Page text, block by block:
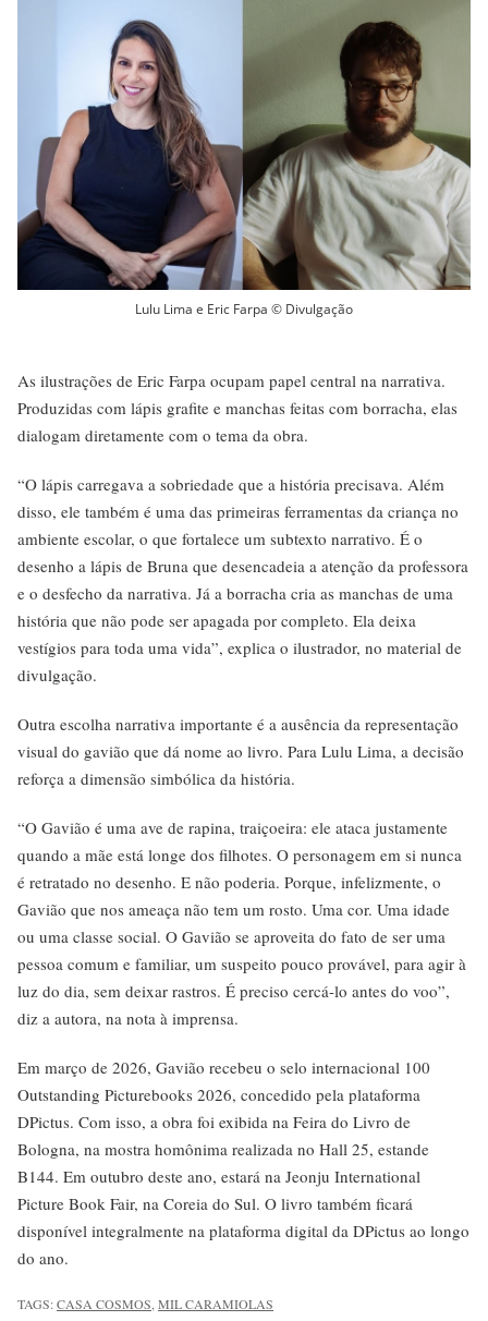
Lulu Lima e Eric Farpa © Divulgação
As ilustrações de Eric Farpa ocupam papel central na narrativa.
Produzidas com lápis grafite e manchas feitas com borracha, elas
dialogam diretamente com o tema da obra.
“O lápis carregava a sobriedade que a história precisava. Além
disso, ele também é uma das primeiras ferramentas da criança no
ambiente escolar, o que fortalece um subtexto narrativo. É o
desenho a lápis de Bruna que desencadeia a atenção da professora
e o desfecho da narrativa. Já a borracha cria as manchas de uma
história que não pode ser apagada por completo. Ela deixa
vestígios para toda uma vida”, explica o ilustrador, no material de
divulgação.
Outra escolha narrativa importante é a ausência da representação
visual do gavião que dá nome ao livro. Para Lulu Lima, a decisão
reforça a dimensão simbólica da história.
“O Gavião é uma ave de rapina, traiçoeira: ele ataca justamente
quando a mãe está longe dos filhotes. O personagem em si nunca
é retratado no desenho. E não poderia. Porque, infelizmente, o
Gavião que nos ameaça não tem um rosto. Uma cor. Uma idade
ou uma classe social. O Gavião se aproveita do fato de ser uma
pessoa comum e familiar, um suspeito pouco provável, para agir à
luz do dia, sem deixar rastros. É preciso cercá-lo antes do voo”,
diz a autora, na nota à imprensa.
Em março de 2026, Gavião recebeu o selo internacional 100
Outstanding Picturebooks 2026, concedido pela plataforma
DPictus. Com isso, a obra foi exibida na Feira do Livro de
Bologna, na mostra homônima realizada no Hall 25, estande
B144. Em outubro deste ano, estará na Jeonju International
Picture Book Fair, na Coreia do Sul. O livro também ficará
disponível integralmente na plataforma digital da DPictus ao longo
do ano.
TAGS:CASA COSMOS,MIL CARAMIOLAS